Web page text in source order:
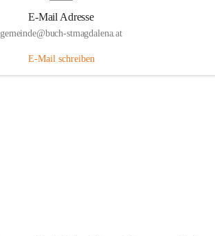
E-Mail Adresse
gemeinde@buch-stmagdalena.at
E-Mail schreiben